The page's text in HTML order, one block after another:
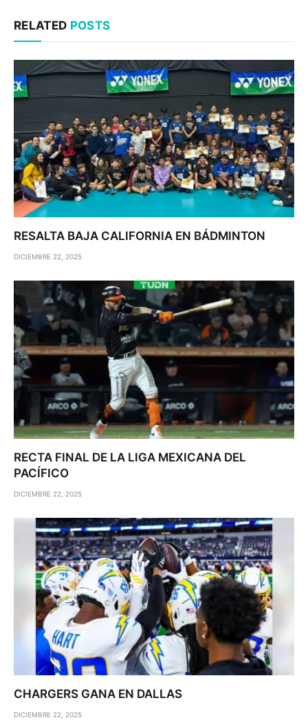
RELATED POSTS
RESALTA BAJA CALIFORNIA EN BÁDMINTON
DICIEMBRE 22, 2025
RECTA FINAL DE LA LIGA MEXICANA DEL
PACÍFICO
DICIEMBRE 22, 2025
CHARGERS GANA EN DALLAS
DICIEMBRE 22, 2025